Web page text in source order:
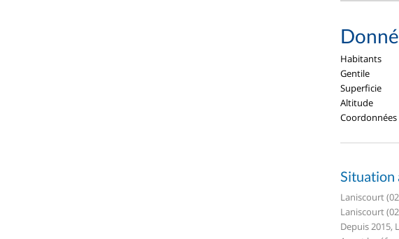
Habitants
Gentile
Superficie
Altitude
Coordonnées
Situation
Laniscourt
Laniscourt
Depuis 2015,